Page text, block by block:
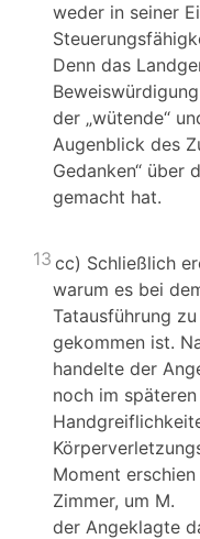
weder in seiner
Denn das
der „wütende“
Augenblick des
Gedanken“ über
gemacht hat.
13 cc) Schließlich
warum es bei
Tatausführung
gekommen ist.
handelte der
noch im
Moment
Zimmer, um M.
der Angeklagte